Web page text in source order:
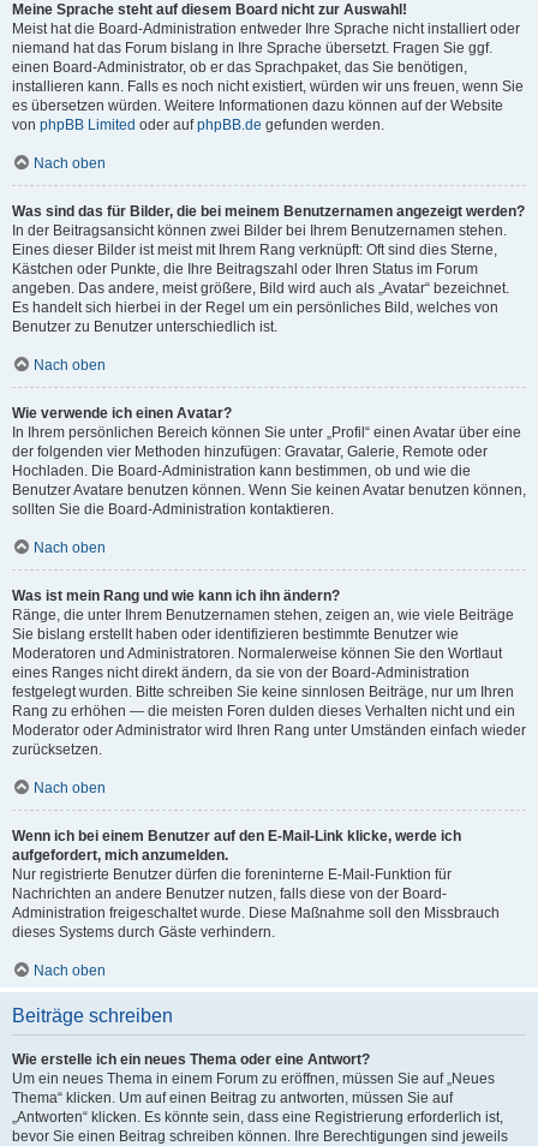
Meine Sprache steht auf diesem Board nicht zur Auswahl!
Meist hat die Board-Administration entweder Ihre Sprache nicht installiert oder
niemand hat das Forum bislang in Ihre Sprache übersetzt. Fragen Sie ggf.
einen Board-Administrator, ob er das Sprachpaket, das Sie benötigen,
installieren kann. Falls es noch nicht existiert, würden wir uns freuen, wenn Sie
es übersetzen würden. Weitere Informationen dazu können auf der Website
von phpBB Limited oder aufphpBB.de gefunden werden.
Nach oben
Was sind das für Bilder, die bei meinem Benutzernamen angezeigt werden?
In der Beitragsansicht können zwei Bilder bei Ihrem Benutzernamen stehen.
Eines dieser Bilder ist meist mit Ihrem Rang verknüpft: Oft sind dies Sterne,
Kästchen oder Punkte, die Ihre Beitragszahl oder Ihren Status im Forum
angeben. Das andere, meist größere, Bild wird auch als „Avatar“ bezeichnet.
Es handelt sich hierbei in der Regel um ein persönliches Bild, welches von
Benutzer zu Benutzer unterschiedlich ist.
Nach oben
Wie verwende ich einen Avatar?
In Ihrem persönlichen Bereich können Sie unter „Profil“ einen Avatar über eine
der folgenden vier Methoden hinzufügen: Gravatar, Galerie, Remote oder
Hochladen. Die Board-Administration kann bestimmen, ob und wie die
Benutzer Avatare benutzen können. Wenn Sie keinen Avatar benutzen können,
sollten Sie die Board-Administration kontaktieren.
Nach oben
Was ist mein Rang und wie kann ich ihn ändern?
Ränge, die unter Ihrem Benutzernamen stehen, zeigen an, wie viele Beiträge
Sie bislang erstellt haben oder identifizieren bestimmte Benutzer wie
Moderatoren und Administratoren. Normalerweise können Sie den Wortlaut
eines Ranges nicht direkt ändern, da sie von der Board-Administration
festgelegt wurden. Bitte schreiben Sie keine sinnlosen Beiträge, nur um Ihren
Rang zu erhöhen — die meisten Foren dulden dieses Verhalten nicht und ein
Moderator oder Administrator wird Ihren Rang unter Umständen einfach wieder
zurücksetzen.
Nach oben
Wenn ich bei einem Benutzer auf den E-Mail-Link klicke, werde ich
aufgefordert, mich anzumelden.
Nur registrierte Benutzer dürfen die foreninterne E-Mail-Funktion für
Nachrichten an andere Benutzer nutzen, falls diese von der Board-
Administration freigeschaltet wurde. Diese Maßnahme soll den Missbrauch
dieses Systems durch Gäste verhindern.
Nach oben
Beiträge schreiben
Wie erstelle ich ein neues Thema oder eine Antwort?
Um ein neues Thema in einem Forum zu eröffnen, müssen Sie auf „Neues
Thema“ klicken. Um auf einen Beitrag zu antworten, müssen Sie auf
„Antworten“ klicken. Es könnte sein, dass eine Registrierung erforderlich ist,
bevor Sie einen Beitrag schreiben können. Ihre Berechtigungen sind jeweils